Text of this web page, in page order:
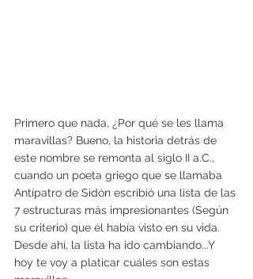
Primero que nada, ¿Por qué se les llama
maravillas? Bueno, la historia detrás de
este nombre se remonta al siglo II a.C.,
cuando un poeta griego que se llamaba
Antípatro de Sidón escribió una lista de las
7 estructuras más impresionantes (Según
su criterio) que él había visto en su vida.
Desde ahí, la lista ha ido cambiando...Y
hoy te voy a platicar cuáles son estas